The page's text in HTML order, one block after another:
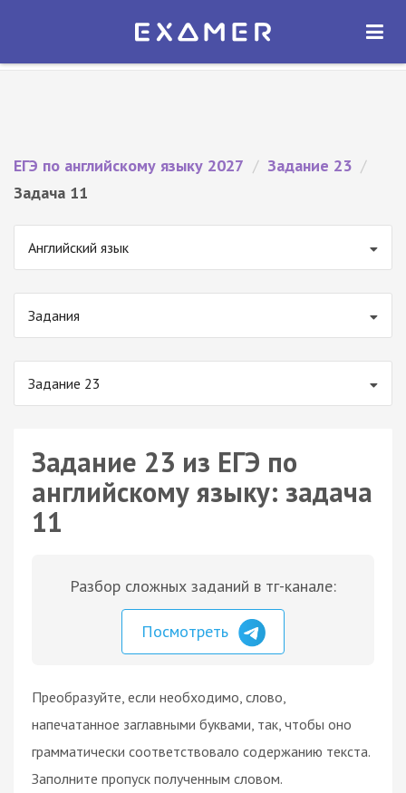
Экзамер — ЕГЭ 2027
ОТКРЫТЬ
ЕГЭ по английскому языку 2027 / Задание 23 /
Задача 11
Английский язык
Задания
Задание 23
Задание 23 из ЕГЭ по
английскому языку: задача
11
Разбор сложных заданий в тг-канале:
Посмотреть
Преобразуйте, если необходимо, слово,
напечатанное заглавными буквами, так, чтобы оно
грамматически соответствовало содержанию текста.
Заполните пропуск полученным словом.